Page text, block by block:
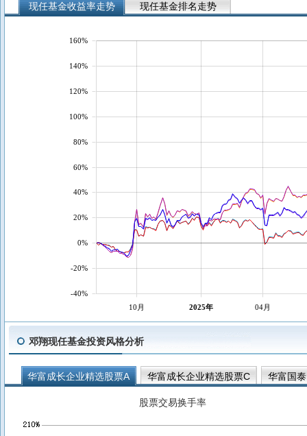
现任基金收益率走势 现任基金排名走势
10月 2025年 04月
-40%
-20%
0%
20%
40%
60%
80%
100%
120%
140%
160%
邓翔现任基金投资风格分析
华富成长企业精选股票A 华富成长企业精选股票C
华富国
股票交易换手率